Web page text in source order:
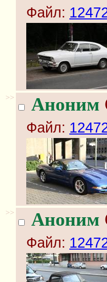
Файл:
>> Аноним
Файл:
>> Аноним
Файл: